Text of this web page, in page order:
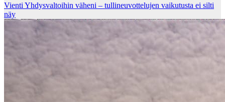
Vienti Yhdysvaltoihin väheni – tullineuvottelujen vaikutusta ei silti
näy